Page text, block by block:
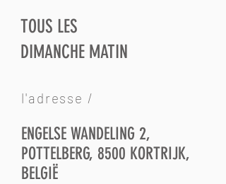
TOUS LES
DIMANCHE MATIN
l'adresse /
ENGELSE WANDELING 2,
POTTELBERG, 8500 KORTRIJK,
BELGIË